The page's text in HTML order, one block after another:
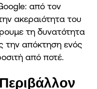
από τον
ακεραιότητα του
τη δυνατότητα
την απόκτηση ενός
από ποτέ.